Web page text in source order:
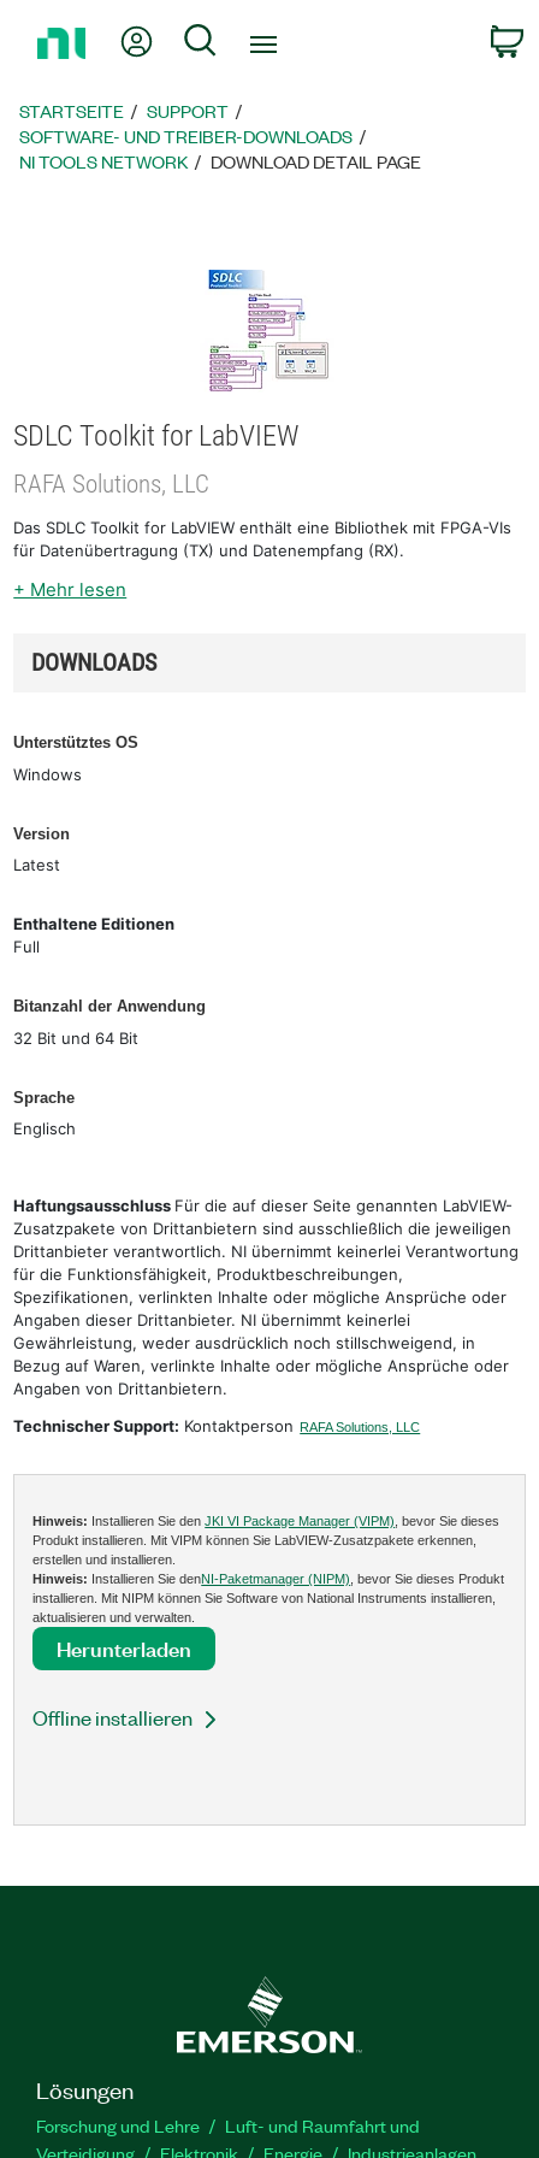
zur
Mein KontoSuche
STARTSEITE
SUPPORT
SOFTWARE- UND TREIBER-DOWNLOADS
NI TOOLS NETWORK
DOWNLOAD DETAIL PAGE
SDLC Toolkit for LabVIEW
RAFA Solutions, LLC
Das SDLC Toolkit for LabVIEW enthält eine Bibliothek mit FPGA-VIs
für Datenübertragung (TX) und Datenempfang (RX).
+ Mehr lesen
DOWNLOADS
Unterstütztes OS
Windows
Version
Latest
Enthaltene Editionen
Full
Bitanzahl der Anwendung
32 Bit und 64 Bit
Sprache
Englisch
Haftungsausschluss Für die auf dieser Seite genannten LabVIEW-
Zusatzpakete von Drittanbietern sind ausschließlich die jeweiligen
Drittanbieter verantwortlich. NI übernimmt keinerlei Verantwortung
für die Funktionsfähigkeit, Produktbeschreibungen,
Spezifikationen, verlinkten Inhalte oder mögliche Ansprüche oder
Angaben dieser Drittanbieter. NI übernimmt keinerlei
Gewährleistung, weder ausdrücklich noch stillschweigend, in
Bezug auf Waren, verlinkte Inhalte oder mögliche Ansprüche oder
Angaben von Drittanbietern.
Technischer Support: Kontaktperson RAFA Solutions, LLC
Hinweis: Installieren Sie denJKI VI Package Manager (VIPM) , bevor Sie dieses
Produkt installieren. Mit VIPM können Sie LabVIEW-Zusatzpakete erkennen,
erstellen und installieren.
Hinweis: Installieren Sie denNI-Paketmanager (NIPM) , bevor Sie dieses Produkt
installieren. Mit NIPM können Sie Software von National Instruments installieren,
aktualisieren und verwalten.
Herunterladen
Offline installieren
Lösungen
Forschung und Lehre
Luft- und Raumfahrt und
Verteidigung
Elektronik Energie
Industrieanlagen